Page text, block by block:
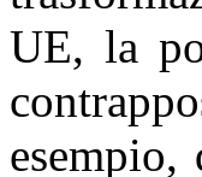
UE, la